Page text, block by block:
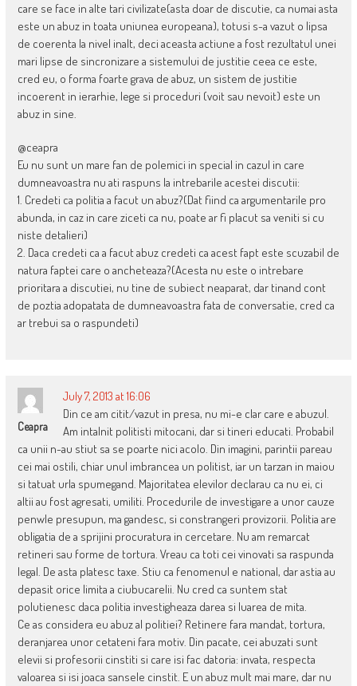
care se face in alte tari civilizate(asta doar de discutie, ca numai asta
este un abuz in toata uniunea europeana), totusi s-a vazut o lipsa
de coerenta la nivel inalt, deci aceasta actiune a fost rezultatul unei
mari lipse de sincronizare a sistemului de justitie ceea ce este,
cred eu, o forma foarte grava de abuz, un sistem de justitie
incoerent in ierarhie, lege si proceduri (voit sau nevoit) este un
abuz in sine.
@ceapra
Eu nu sunt un mare fan de polemici in special in cazul in care
dumneavoastra nu ati raspuns la intrebarile acestei discutii:
1. Credeti ca politia a facut un abuz?(Dat fiind ca argumentarile pro
abunda, in caz in care ziceti ca nu, poate ar fi placut sa veniti si cu
niste detalieri)
2. Daca credeti ca a facut abuz credeti ca acest fapt este scuzabil de
natura faptei care o ancheteaza?(Acesta nu este o intrebare
prioritara a discutiei, nu tine de subiect neaparat, dar tinand cont
de poztia adopatata de dumneavoastra fata de conversatie, cred ca
ar trebui sa o raspundeti)
Ceapra
July 7, 2013 at 16:06
Din ce am citit/vazut in presa, nu mi-e clar care e abuzul.
Am intalnit politisti mitocani, dar si tineri educati. Probabil
ca unii n-au stiut sa se poarte nici acolo. Din imagini, parintii pareau
cei mai ostili, chiar unul imbrancea un politist, iar un tarzan in maiou
si tatuat urla spumegand. Majoritatea elevilor declarau ca nu ei, ci
altii au fost agresati, umiliti. Procedurile de investigare a unor cauze
penwle presupun, ma gandesc, si constrangeri provizorii. Politia are
obligatia de a sprijini procuratura in cercetare. Nu am remarcat
retineri sau forme de tortura. Vreau ca toti cei vinovati sa raspunda
legal. De asta platesc taxe. Stiu ca fenomenul e national, dar astia au
depasit orice limita a ciubucarelii. Nu cred ca suntem stat
polutienesc daca politia investigheaza darea si luarea de mita.
Ce as considera eu abuz al politiei? Retinere fara mandat, tortura,
deranjarea unor cetateni fara motiv. Din pacate, cei abuzati sunt
elevii si profesorii cinstiti si care isi fac datoria: invata, respecta
valoarea si isi joaca sansele cinstit. E un abuz mult mai mare, dar nu